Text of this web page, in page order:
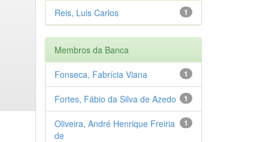
1
Reis, Luis Carlos
Membros da Banca
1
Fonseca, Fabrícia Viana
1
Fortes, Fábio da Silva de Azedo
1
Oliveira, André Henrique Freiria
de